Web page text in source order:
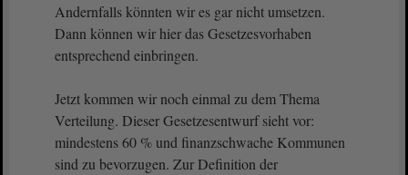
Andernfalls könnten wir es gar nicht umsetzen.
Dann können wir hier das Gesetzesvorhaben
entsprechend einbringen.
Jetzt kommen wir noch einmal zu dem Thema
Verteilung. Dieser Gesetzesentwurf sieht vor:
mindestens 60 % und finanzschwache Kommunen
sind zu bevorzugen. Zur Definition der